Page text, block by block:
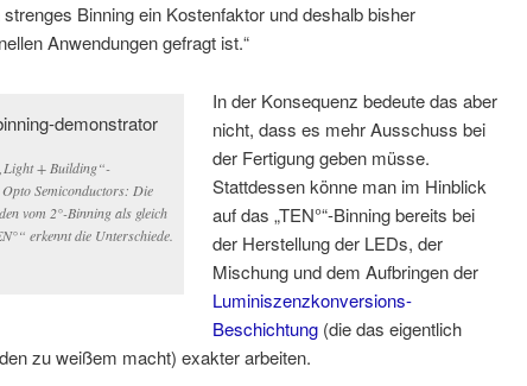
Binning ein Kostenfaktor und deshalb bisher
Anwendungen gefragt ist.“
+ Building“-
Semiconductors: Die
vom 2°-Binning als gleich
erkennt die Unterschiede.
In der Konsequenz bedeute das aber
nicht, dass es mehr Ausschuss bei
der Fertigung geben müsse.
Stattdessen könne man im Hinblick
auf das „TEN°“-Binning bereits bei
der Herstellung der LEDs, der
Mischung und dem Aufbringen der
Luminiszenzkonversions-
Beschichtung (die das eigentlich
zu weißem macht) exakter arbeiten.